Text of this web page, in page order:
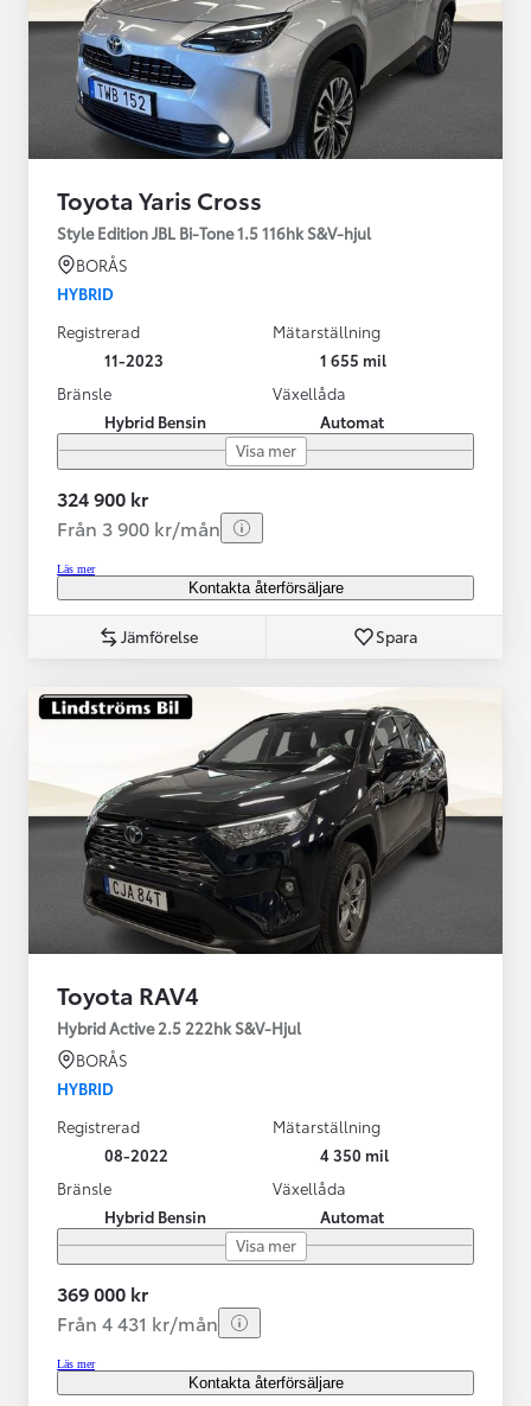
Toyota Yaris Cross
Style Edition JBL Bi-Tone 1.5 116hk S&V-hjul
BORÅS
HYBRID
Registrerad
11-2023
Mätarställning
1 655 mil
Bränsle
Hybrid Bensin
Växellåda
Automat
Visa mer
324 900 kr
Från 3 900 kr/mån
Läs mer
Kontakta återförsäljare
Jämförelse Spara
Toyota RAV4
Hybrid Active 2.5 222hk S&V-Hjul
BORÅS
HYBRID
Registrerad
08-2022
Mätarställning
4 350 mil
Bränsle
Hybrid Bensin
Växellåda
Automat
Visa mer
369 000 kr
Från 4 431 kr/mån
Läs mer
Kontakta återförsäljare